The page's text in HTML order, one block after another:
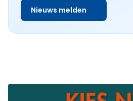
Nieuws melden